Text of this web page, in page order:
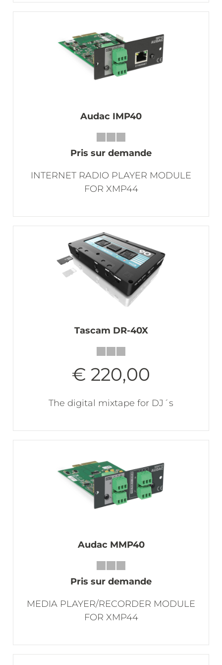
Audac IMP40
Pris sur demande
INTERNET RADIO PLAYER MODULE
FOR XMP44
Tascam DR-40X
€ 220,00
The digital mixtape for DJ´s
Audac MMP40
Pris sur demande
MEDIA PLAYER/RECORDER MODULE
FOR XMP44